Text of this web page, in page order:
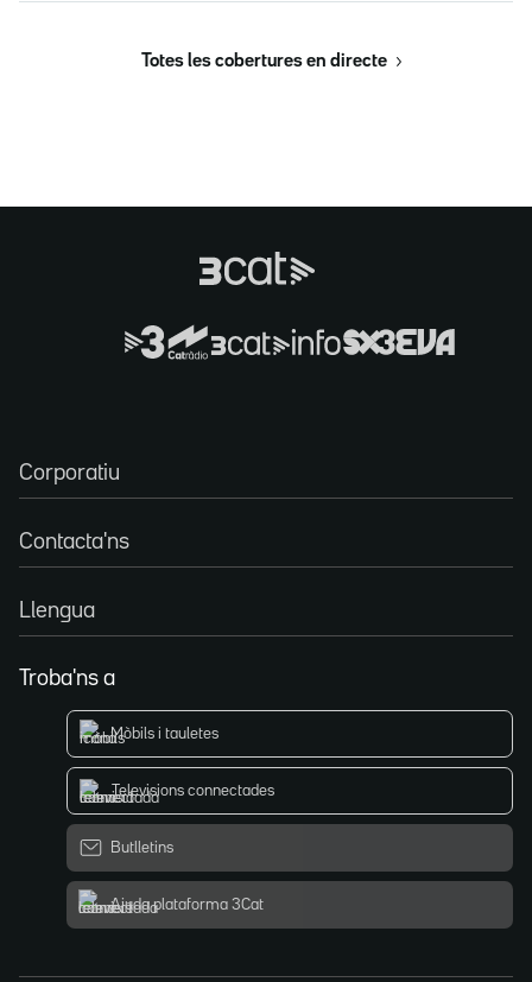
Totes les cobertures en directe
Corporatiu
Contacta'ns
Llengua
Troba'ns a
Mòbils i tauletes
Televisions connectades
Butlletins
Ajuda plataforma 3Cat